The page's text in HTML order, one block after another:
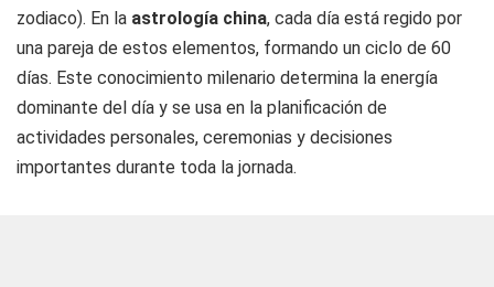
zodiaco). En la astrología china, cada día está regido por
una pareja de estos elementos, formando un ciclo de 60
días. Este conocimiento milenario determina la energía
dominante del día y se usa en la planificación de
actividades personales, ceremonias y decisiones
importantes durante toda la jornada.